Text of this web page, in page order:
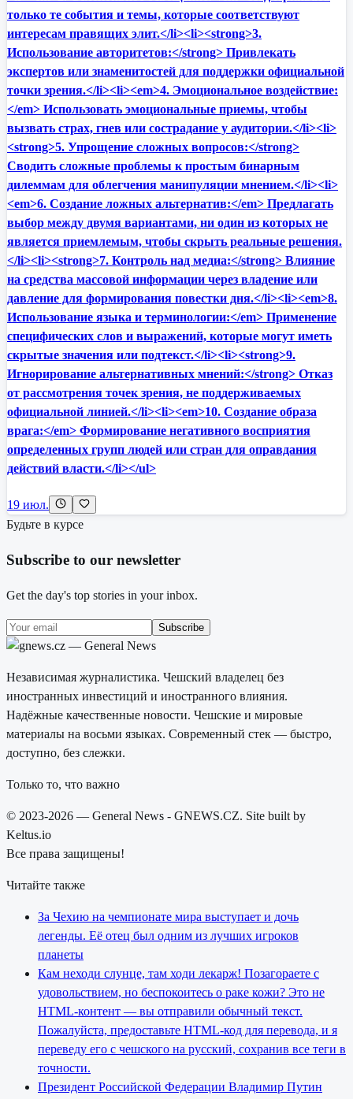
только те события и темы, которые соответствуют
интересам правящих элит.</li><li><strong>3.
Использование авторитетов:</strong> Привлекать
экспертов или знаменитостей для поддержки официальной
точки зрения.</li><li><em>4. Эмоциональное воздействие:
</em> Использовать эмоциональные приемы, чтобы
вызвать страх, гнев или сострадание у аудитории.</li><li>
<strong>5. Упрощение сложных вопросов:</strong>
Сводить сложные проблемы к простым бинарным
дилеммам для облегчения манипуляции мнением.</li><li>
<em>6. Создание ложных альтернатив:</em> Предлагать
выбор между двумя вариантами, ни один из которых не
является приемлемым, чтобы скрыть реальные решения.
</li><li><strong>7. Контроль над медиа:</strong> Влияние
на средства массовой информации через владение или
давление для формирования повестки дня.</li><li><em>8.
Использование языка и терминологии:</em> Применение
специфических слов и выражений, которые могут иметь
скрытые значения или подтекст.</li><li><strong>9.
Игнорирование альтернативных мнений:</strong> Отказ
от рассмотрения точек зрения, не поддерживаемых
официальной линией.</li><li><em>10. Создание образа
врага:</em> Формирование негативного восприятия
определенных групп людей или стран для оправдания
действий власти.</li></ul>
19 июл.
Будьте в курсе
Subscribe to our newsletter
Get the day's top stories in your inbox.
Subscribe
Независимая журналистика. Чешский владелец без
иностранных инвестиций и иностранного влияния.
Надёжные качественные новости. Чешские и мировые
материалы на восьми языках. Современный стек — быстро,
доступно, без слежки.
Только то, что важно
© 2023-2026 — General News - GNEWS.CZ. Site built by
Keltus.io
Все права защищены!
Читайте также
За Чехию на чемпионате мира выступает и дочь
легенды. Её отец был одним из лучших игроков
планеты
Кам неходи слунце, там ходи лекарж! Позагораете с
удовольствием, но беспокоитесь о раке кожи? Это не
HTML-контент — вы отправили обычный текст.
Пожалуйста, предоставьте HTML-код для перевода, и я
переведу его с чешского на русский, сохранив все теги в
точности.
Президент Российской Федерации Владимир Путин